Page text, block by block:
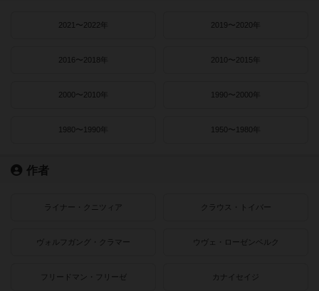
2021〜2022年 2019〜2020年
2016〜2018年 2010〜2015年
2000〜2010年 1990〜2000年
1980〜1990年 1950〜1980年
作者
ライナー・クニツィア クラウス・トイバー
ヴォルフガング・クラマー ウヴェ・ローゼンベルク
フリードマン・フリーゼ カナイセイジ